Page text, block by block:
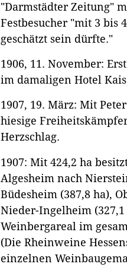
"Darmstädter Zeitung"
Festbesucher "mit 3 bis
geschätzt sein dürfte."
1906, 11. November:
im damaligen Hotel
1907, 19. März: Mit
hiesige
Herzschlag.
1907: Mit 424,2 ha
Algesheim nach
Büdesheim (387,8 ha),
Nieder-Ingelheim
Weinbergareal im
(Die Rheinweine
einzelnen